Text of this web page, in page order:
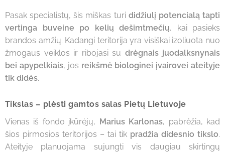
Pasak specialistų, šis miškas turi didžiulį potencialą tapti
vertinga buveine po kelių dešimtmečių, kai pasieks
brandos amžių. Kadangi teritorija yra visiškai izoliuota nuo
žmogaus veiklos ir ribojasi su drėgnais juodalksnynais
bei apypelkiais, jos reikšmė biologinei įvairovei ateityje
tik didės.
Tikslas – plėsti gamtos salas Pietų Lietuvoje
Vienas iš fondo įkūrėjų, Marius Karlonas, pabrėžia, kad
šios pirmosios teritorijos – tai tik pradžia didesnio tikslo.
Ateityje planuojama sujungti vis daugiau skirtingų